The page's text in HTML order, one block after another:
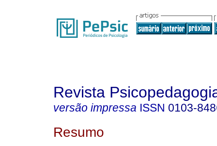
Revista
versão impressa ISSN 0103-
Resumo